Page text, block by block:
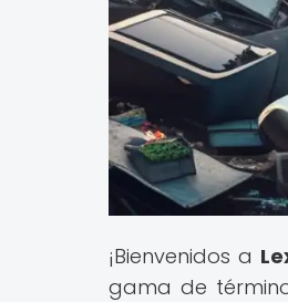
¡Bienvenidos a
gama de